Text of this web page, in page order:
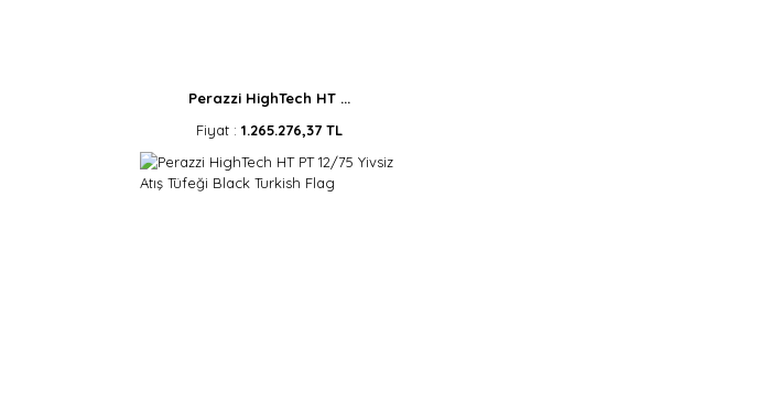
Perazzi HighTech HT ...
Fiyat : 1.265.276,37 TL